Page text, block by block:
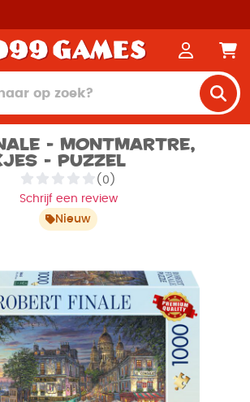
- Montmartre,
- Puzzel
(0)
Schrijf een review
Nieuw